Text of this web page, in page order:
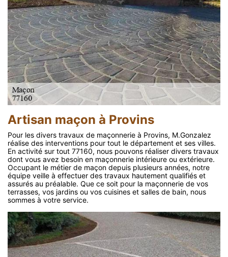
Artisan maçon à Provins
Pour les divers travaux de maçonnerie à Provins, M.Gonzalez
réalise des interventions pour tout le département et ses villes.
En activité sur tout 77160, nous pouvons réaliser divers travaux
dont vous avez besoin en maçonnerie intérieure ou extérieure.
Occupant le métier de maçon depuis plusieurs années, notre
équipe veille à effectuer des travaux hautement qualifiés et
assurés au préalable. Que ce soit pour la maçonnerie de vos
terrasses, vos jardins ou vos cuisines et salles de bain, nous
sommes à votre service.